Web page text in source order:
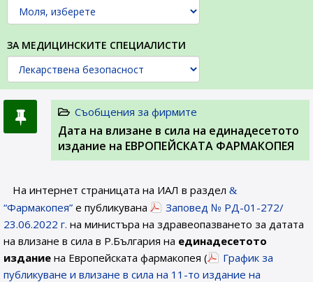
ЗА МЕДИЦИНСКИТЕ СПЕЦИАЛИСТИ
Съобщения за фирмите
Датa на влизане в сила на единадесетото
издание на ЕВРОПЕЙСКАТА ФАРМАКОПЕЯ
На интернет страницата на ИАЛ в раздел
“Фармакопея” е публикувана
Заповед № РД-01-272/
23.06.2022 г. на министъра на здравеопазването за датата
на влизане в сила в Р.България на единадесетото
издание на Европейската фармакопея (
График за
публикуване и влизане в сила на 11-то издание на